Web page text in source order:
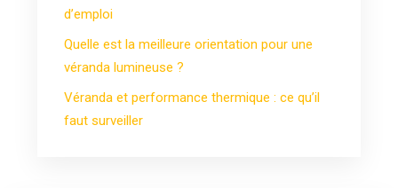
d’emploi
Quelle est la meilleure orientation pour une
véranda lumineuse ?
Véranda et performance thermique : ce qu’il
faut surveiller